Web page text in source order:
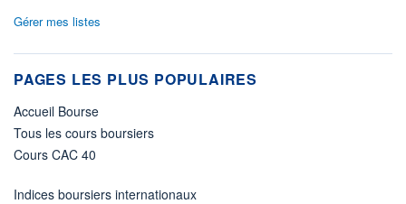
Gérer mes listes
PAGES LES PLUS POPULAIRES
Accueil Bourse
Tous les cours boursiers
Cours CAC 40
Indices boursiers internationaux